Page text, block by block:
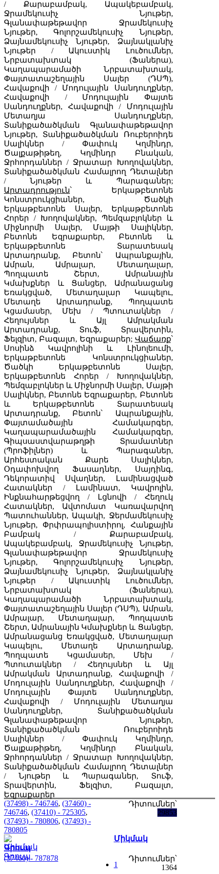
/ Քարաբամբակ, Ապակեբամբակ,
Ջրամեկուսիչ Նյութեր,
Գլանափաթեթավոր Ջրամեկուսիչ
Նյութեր, Գոլորշամեկուսիչ Նյութեր,
Ձայնամեկուսիչ Նյութեր, Ձայնակլանիչ
Նյութեր / Ակուստիկ Լուծումներ,
Նրբատախտակ (Ֆաներա),
Կաղապարամածի Նրբատախտակ,
Փայտատաշեղային Սալեր (ԴՍՊ),
Հավաքովի / Մոդուլային Սանդուղքներ,
Հավաքովի / Մոդուլային Փայտե
Սանդուղքներ, Հավաքովի / Մոդուլային
Մետաղյա Սանդուղքներ,
Տանիքածածկման Գլանափաթեթավոր
Նյութեր, Տանիքածածկման Ռուբերոիդե
Սալիկներ / Փափուկ Կղմինդր,
Ծալքաթիթեղ, Կղմինդր Բնական,
Ջրհորդաններ / Ջրատար Խողովակներ,
Տանիքածածկման Համալրող Դետալներ
/ Նյութեր և Պարագաներ;
Արտադրություն՝ Երկաթբետոնե
Կոնստրուկցիաներ, Ծածկի
Երկաթբետոնե Սալեր, Երկաթբետոնե
Հորեր / Խողովակներ, Պեմզաբլոկներ և
Միջնորմի Սալեր, Մայթի Սալիկներ,
Բետոնե Եզրաքարեր, Բետոնե և
Երկաթբետոնե Տարատեսակ
Արտադրանք, Բետոն՝ Ապրանքային,
Ամրան, Ամրալար, Մետաղալար,
Պողպատե Շերտ, Ամրանային
Կմախքներ և Ցանցեր, Ամրանացանց
Եռակցված, Մետաղալար Կապելու,
Մետաղե Արտադրանք, Պողպատե
Կցամասեր, Մեխ / Պտուտակներ /
Հեղույսներ և Այլ Ամրակման
Արտադրանք, Տուֆ, Տրավերտին,
Ֆելզիտ, Բազալտ, Եզրաքարեր; Վաճառք՝
Սոսինձ Կավրոլինի և Լինոլեումի,
Երկաթբետոնե Կոնստրուկցիաներ,
Ծածկի Երկաթբետոնե Սալեր,
Երկաթբետոնե Հորեր / Խողովակներ,
Պեմզաբլոկներ և Միջնորմի Սալեր, Մայթի
Սալիկներ, Բետոնե Եզրաքարեր, Բետոնե
և Երկաթբետոնե Տարատեսակ
Արտադրանք, Բետոն՝ Ապրանքային,
Փայտամածային Համակարգեր,
Կաղապարամածային Համակարգեր,
Գիպսաստվարաթղթի Տրամատներ
(Պրոֆիլներ) և Պարագաներ,
Արհեստական Քարե Սալիկներ,
Օդափոխվող Ֆասադներ, Սայդինգ,
Դեկորատիվ Սվաղներ, Լամինացված
Հատակներ / Լամինատ, Կավրոլին,
Ինքնահարթեցվող / Լցնովի / Հեղուկ
Հատակներ, Ավտոմատ Կառավարվող
Պատուհաններ, Ապակի, Ջերմամեկուսիչ
Նյութեր, Փրփրապոլիստիրոլ, Հանքային
Բամբակ / Քարաբամբակ,
Ապակեբամբակ, Ջրամեկուսիչ Նյութեր,
Գլանափաթեթավոր Ջրամեկուսիչ
Նյութեր, Գոլորշամեկուսիչ Նյութեր,
Ձայնամեկուսիչ Նյութեր, Ձայնակլանիչ
Նյութեր / Ակուստիկ Լուծումներ,
Նրբատախտակ (Ֆաներա),
Կաղապարամածի Նրբատախտակ,
Փայտատաշեղային Սալեր (ԴՍՊ), Ամրան,
Ամրալար, Մետաղալար, Պողպատե
Շերտ, Ամրանային Կմախքներ և Ցանցեր,
Ամրանացանց Եռակցված, Մետաղալար
Կապելու, Մետաղե Արտադրանք,
Պողպատե Կցամասեր, Մեխ /
Պտուտակներ / Հեղույսներ և Այլ
Ամրակման Արտադրանք, Հավաքովի /
Մոդուլային Սանդուղքներ, Հավաքովի /
Մոդուլային Փայտե Սանդուղքներ,
Հավաքովի / Մոդուլային Մետաղյա
Սանդուղքներ, Տանիքածածկման
Գլանափաթեթավոր Նյութեր,
Տանիքածածկման Ռուբերոիդե
Սալիկներ / Փափուկ Կղմինդր,
Ծալքաթիթեղ, Կղմինդր Բնական,
Ջրհորդաններ / Ջրատար Խողովակներ,
Տանիքածածկման Համալրող Դետալներ
/ Նյութեր և Պարագաներ, Տուֆ,
Տրավերտին, Ֆելզիտ, Բազալտ,
Եզրաքարեր
Դիտումներ՝
29853
(37498) - 746746, (37460) -
746746, (37410) - 725305,
(37493) - 780806, (37493) -
780805
Միկմակ
Գրուպ
Դիտումներ՝
1364
(37460) - 787878
1